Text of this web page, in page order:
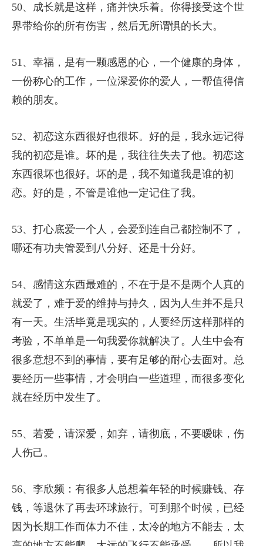
50、成长就是这样，痛并快乐着。你得接受这个世
界带给你的所有伤害，然后无所谓惧的长大。
51、幸福，是有一颗感恩的心，一个健康的身体，
一份称心的工作，一位深爱你的爱人，一帮值得信
赖的朋友。
52、初恋这东西很好也很坏。好的是，我永远记得
我的初恋是谁。坏的是，我往往失去了他。初恋这
东西很坏也很好。坏的是，我不知道我是谁的初
恋。好的是，不管是谁他一定记住了我。
53、打心底爱一个人，会爱到连自己都控制不了，
哪还有功夫管爱到八分好、还是十分好。
54、感情这东西最难的，不在于是不是两个人真的
就爱了，难于爱的维持与持久，因为人生并不是只
有一天。生活毕竟是现实的，人要经历这样那样的
考验，不单单是一句我爱你就解决了。人生中会有
很多意想不到的事情，要有足够的耐心去面对。总
要经历一些事情，才会明白一些道理，而很多变化
就在经历中发生了。
55、若爱，请深爱，如弃，请彻底，不要暧昧，伤
人伤己。
56、李欣频：有很多人总想着年轻的时候赚钱、存
钱，等退休了再去环球旅行。可到那个时候，已经
因为长期工作而体力不佳，太冷的地方不能去，太